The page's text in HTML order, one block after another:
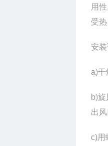
用
受
安
a)干
b)旋
出
c)用